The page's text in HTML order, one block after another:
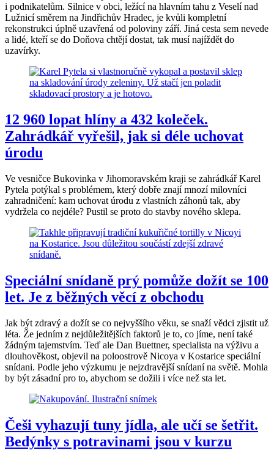
i podnikatelům. Silnice v obci, ležící na hlavním tahu z Veselí nad
Lužnicí směrem na Jindřichův Hradec, je kvůli kompletní
rekonstrukci úplně uzavřená od poloviny září. Jiná cesta sem nevede
a lidé, kteří se do Doňova chtějí dostat, tak musí najíždět do
uzavírky.
12 960 lopat hlíny a 432 koleček.
Zahrádkář vyřešil, jak si déle uchovat
úrodu
Ve vesničce Bukovinka v Jihomoravském kraji se zahrádkář Karel
Pytela potýkal s problémem, který dobře znají mnozí milovníci
zahradničení: kam uchovat úrodu z vlastních záhonů tak, aby
vydržela co nejdéle? Pustil se proto do stavby nového sklepa.
Speciální snídaně prý pomůže dožít se 100
let. Je z běžných věcí z obchodu
Jak být zdravý a dožít se co nejvyššího věku, se snaží vědci zjistit už
léta. Že jedním z nejdůležitějších faktorů je to, co jíme, není také
žádným tajemstvím. Teď ale Dan Buettner, specialista na výživu a
dlouhověkost, objevil na poloostrově Nicoya v Kostarice speciální
snídani. Podle jeho výzkumu je nejzdravější snídaní na světě. Mohla
by být zásadní pro to, abychom se dožili i více než sta let.
Češi vyhazují tuny jídla, ale učí se šetřit.
Bedýnky s potravinami jsou v kurzu